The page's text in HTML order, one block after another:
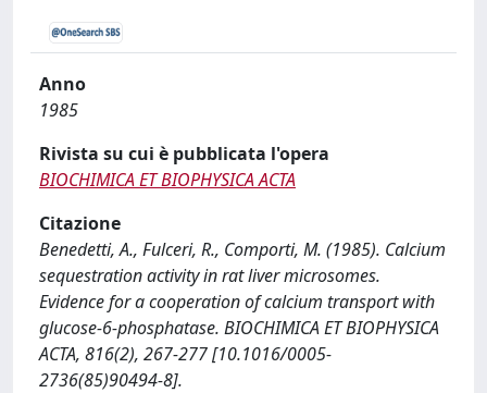
Anno
1985
Rivista su cui è pubblicata l'opera
BIOCHIMICA ET BIOPHYSICA ACTA
Citazione
Benedetti, A., Fulceri, R., Comporti, M. (1985). Calcium
sequestration activity in rat liver microsomes.
Evidence for a cooperation of calcium transport with
glucose-6-phosphatase. BIOCHIMICA ET BIOPHYSICA
ACTA, 816(2), 267-277 [10.1016/0005-
2736(85)90494-8].